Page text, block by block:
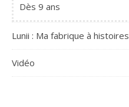
Dès 9 ans
Lunii : Ma fabrique à histoires
Vidéo